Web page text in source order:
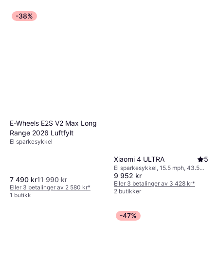
-38%
E-Wheels E2S V2 Max Long
Range 2026 Luftfylt
El sparkesykkel
7 490 kr11 990 kr
Eller 3 betalinger av 2 580 kr*
1 butikk
Xiaomi 4 ULTRA 5
El sparkesykkel, 15.5 mph, 43.5
miles Rekkevidde
9 952 kr
Eller 3 betalinger av 3 428 kr*
2 butikker
-47%